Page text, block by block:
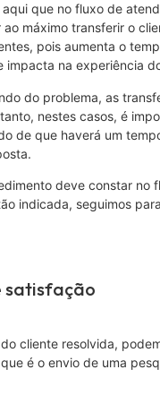
que no fluxo de
máximo transferir o
pois aumenta o
impacta na experiência
do problema, as
nestes casos, é
de que haverá um
deve constar no
indicada, seguimos
satisfação
cliente resolvida,
é o envio de uma